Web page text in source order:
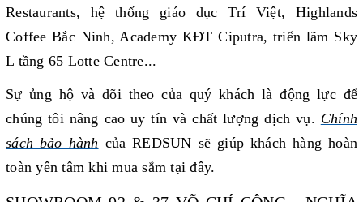
Restaurants, hệ thống giáo dục Trí Việt, Highlands
Coffee Bắc Ninh, Academy KĐT Ciputra, triển lãm Sky
L tầng 65 Lotte Centre...
Sự ủng hộ và dõi theo của quý khách là động lực để
chúng tôi nâng cao uy tín và chất lượng dịch vụ. Chính
sách bảo hành của REDSUN sẽ giúp khách hàng hoàn
toàn yên tâm khi mua sắm tại đây.